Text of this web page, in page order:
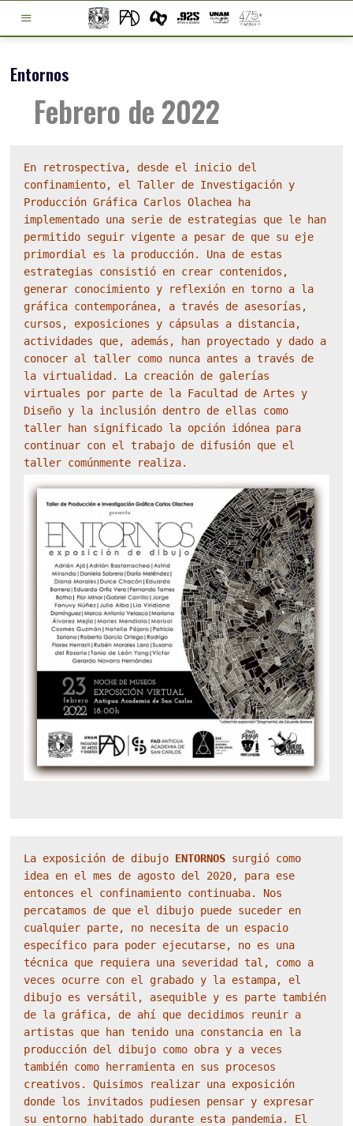
Entornos
Febrero de 2022
En retrospectiva, desde el inicio del
confinamiento, el Taller de Investigación y
Producción Gráfica Carlos Olachea ha
implementado una serie de estrategias que le han
permitido seguir vigente a pesar de que su eje
primordial es la producción. Una de estas
estrategias consistió en crear contenidos,
generar conocimiento y reflexión en torno a la
gráfica contemporánea, a través de asesorías,
cursos, exposiciones y cápsulas a distancia,
actividades que, además, han proyectado y dado a
conocer al taller como nunca antes a través de
la virtualidad. La creación de galerías
virtuales por parte de la Facultad de Artes y
Diseño y la inclusión dentro de ellas como
taller han significado la opción idónea para
continuar con el trabajo de difusión que el
taller comúnmente realiza.
La exposición de dibujo ENTORNOS surgió como
idea en el mes de agosto del 2020, para ese
entonces el confinamiento continuaba. Nos
percatamos de que el dibujo puede suceder en
cualquier parte, no necesita de un espacio
específico para poder ejecutarse, no es una
técnica que requiera una severidad tal, como a
veces ocurre con el grabado y la estampa, el
dibujo es versátil, asequible y es parte también
de la gráfica, de ahí que decidimos reunir a
artistas que han tenido una constancia en la
producción del dibujo como obra y a veces
también como herramienta en sus procesos
creativos. Quisimos realizar una exposición
donde los invitados pudiesen pensar y expresar
su entorno habitado durante esta pandemia. El